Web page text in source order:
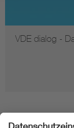
VDE dialog -